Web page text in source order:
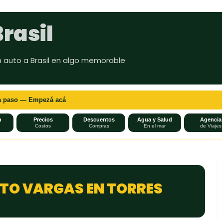
principal
a Brasil en algo memorable
paso — Empezá acá
Precios
Costos
Descuentos
Compras
Agua y Salud
En el mar
Agencia
de Viajes
VARGAS EN TORRES